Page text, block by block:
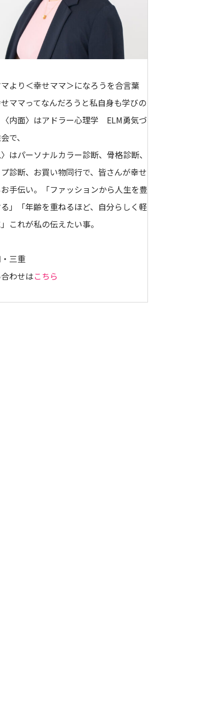
より＜幸せママ＞になろうを合言葉
ママってなんだろうと私自身も学びの
内面〉はアドラー心理学 ELM勇気づ
で、
〉はパーソナルカラー診断、骨格診断、
診断、お買い物同行で、皆さんが幸せ
手伝い。「ファッションから人生を豊
」「年齢を重ねるほど、自分らしく軽
これが私の伝えたい事。
三重
わせはこちら